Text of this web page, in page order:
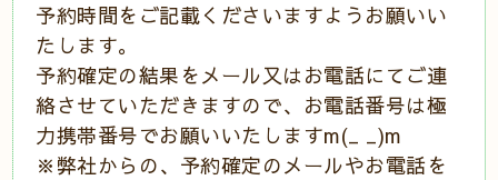
予約時間をご記載くださいますようお願いい
たします。
予約確定の結果をメール又はお電話にてご連
絡させていただきますので、お電話番号は極
力携帯番号でお願いいたしますm(_ _)m
※弊社からの、予約確定のメールやお電話を